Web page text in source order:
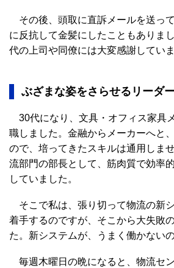
その後、頭取に直訴メールを送っ
に反抗して金髪にしたこともありま
代の上司や同僚には大変感謝していま
ぶざまな姿をさらせるリーダ
30代になり、文具・オフィス家具
職しました。金融からメーカーへと
ので、培ってきたスキルは通用しま
流部門の部長として、筋肉質で効率
していました。
そこで私は、張り切って物流の新
着手するのですが、そこから大失敗
た。新システムが、うまく働かないの
毎週木曜日の晩になると、物流セン